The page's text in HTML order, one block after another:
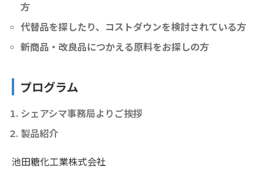
方
代替品を探したり、コストダウンを検討されている方
新商品・改良品につかえる原料をお探しの方
プログラム
シェアシマ事務局よりご挨拶
製品紹介
池田糖化工業株式会社